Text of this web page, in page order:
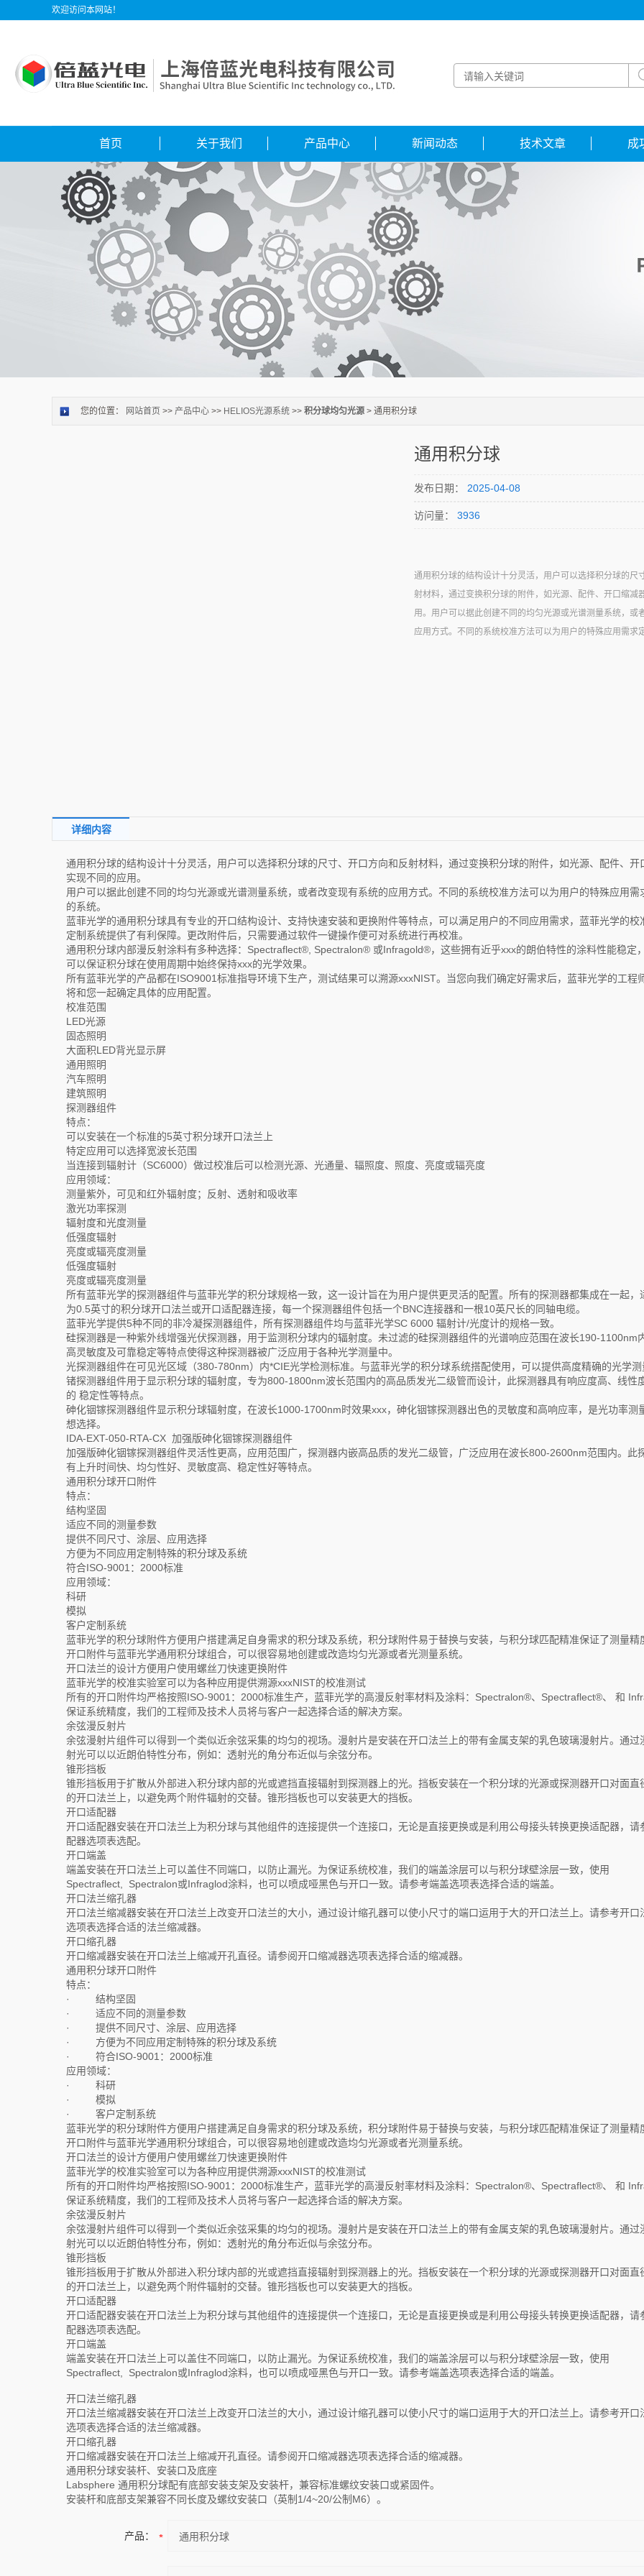
欢迎访问本网站！
首页 关于我们 产品中心 新闻动态 技术文章 成
您的位置： 网站首页 >> 产品中心 >> HELIOS光源系统 >> 积分球均匀光源 > 通用积分球
通用积分球
发布日期： 2025-04-08
访问量： 3936
通用积分球的结构设计十分灵活，用户可以选择积分球的尺
射材料，通过变换积分球的附件，如光源、配件、开口缩减
用。用户可以据此创建不同的均匀光源或光谱测量系统，或
应用方式。不同的系统校准方法可以为用户的特殊应用需求
详细内容
通用积分球的结构设计十分灵活，用户可以选择积分球的尺寸、开口方向和反射材料，通过变换积分球的附件，如光源、配件、开
实现不同的应用。
用户可以据此创建不同的均匀光源或光谱测量系统，或者改变现有系统的应用方式。不同的系统校准方法可以为用户的特殊应用需
的系统。
蓝菲光学的通用积分球具有专业的开口结构设计、支持快速安装和更换附件等特点，可以满足用户的不同应用需求，蓝菲光学的校
定制系统提供了有利保障。更改附件后，只需要通过软件一键操作便可对系统进行再校准。
通用积分球内部漫反射涂料有多种选择：Spectraflect®, Spectralon® 或Infragold®，这些拥有近乎xxx的朗伯特性的涂料性能稳定，
可以保证积分球在使用周期中始终保持xxx的光学效果。
所有蓝菲光学的产品都在ISO9001标准指导环境下生产，测试结果可以溯源xxxNIST。当您向我们确定好需求后，蓝菲光学的工程
将和您一起确定具体的应用配置。
校准范围
LED光源
固态照明
大面积LED背光显示屏
通用照明
汽车照明
建筑照明
探测器组件
特点：
可以安装在一个标准的5英寸积分球开口法兰上
特定应用可以选择宽波长范围
当连接到辐射计（SC6000）做过校准后可以检测光源、光通量、辐照度、照度、亮度或辐亮度
应用领域：
测量紫外，可见和红外辐射度；反射、透射和吸收率
激光功率探测
辐射度和光度测量
低强度辐射
亮度或辐亮度测量
低强度辐射
亮度或辐亮度测量
所有蓝菲光学的探测器组件与蓝菲光学的积分球规格一致，这一设计旨在为用户提供更灵活的配置。所有的探测器都集成在一起，
为0.5英寸的积分球开口法兰或开口适配器连接，每一个探测器组件包括一个BNC连接器和一根10英尺长的同轴电缆。
蓝菲光学提供5种不同的非冷凝探测器组件，所有探测器组件均与蓝菲光学SC 6000 辐射计/光度计的规格一致。
硅探测器是一种紫外线增强光伏探测器，用于监测积分球内的辐射度。未过滤的硅探测器组件的光谱响应范围在波长190-1100nm
高灵敏度及可靠稳定等特点使得这种探测器被广泛应用于各种光学测量中。
光探测器组件在可见光区域（380-780nm）内*CIE光学检测标准。与蓝菲光学的积分球系统搭配使用，可以提供高度精确的光学测
锗探测器组件用于显示积分球的辐射度，专为800-1800nm波长范围内的高品质发光二级管而设计，此探测器具有响应度高、线性
的 稳定性等特点。
砷化铟镓探测器组件显示积分球辐射度，在波长1000-1700nm时效果xxx，砷化铟镓探测器出色的灵敏度和高响应率，是光功率测
想选择。
IDA-EXT-050-RTA-CX 加强版砷化铟镓探测器组件
加强版砷化铟镓探测器组件灵活性更高，应用范围广，探测器内嵌高品质的发光二级管，广泛应用在波长800-2600nm范围内。此
有上升时间快、均匀性好、灵敏度高、稳定性好等特点。
通用积分球开口附件
特点：
结构坚固
适应不同的测量参数
提供不同尺寸、涂层、应用选择
方便为不同应用定制特殊的积分球及系统
符合ISO-9001：2000标准
应用领域：
科研
模拟
客户定制系统
蓝菲光学的积分球附件方便用户搭建满足自身需求的积分球及系统，积分球附件易于替换与安装，与积分球匹配精准保证了测量精
开口附件与蓝菲光学通用积分球组合，可以很容易地创建或改造均匀光源或者光测量系统。
开口法兰的设计方便用户使用螺丝刀快速更换附件
蓝菲光学的校准实验室可以为各种应用提供溯源xxxNIST的校准测试
所有的开口附件均严格按照ISO-9001：2000标准生产，蓝菲光学的高漫反射率材料及涂料：Spectralon®、Spectraflect®、 和
保证系统精度，我们的工程师及技术人员将与客户一起选择合适的解决方案。
余弦漫反射片
余弦漫射片组件可以得到一个类似近余弦采集的均匀的视场。漫射片是安装在开口法兰上的带有金属支架的乳色玻璃漫射片。通过
射光可以以近朗伯特性分布，例如：透射光的角分布近似与余弦分布。
锥形挡板
锥形挡板用于扩散从外部进入积分球内部的光或遮挡直接辐射到探测器上的光。挡板安装在一个积分球的光源或探测器开口对面直
的开口法兰上，以避免两个附件辐射的交替。锥形挡板也可以安装更大的挡板。
开口适配器
开口适配器安装在开口法兰上为积分球与其他组件的连接提供一个连接口，无论是直接更换或是利用公母接头转换更换适配器，请
配器选项表选配。
开口端盖
端盖安装在开口法兰上可以盖住不同端口，以防止漏光。为保证系统校准，我们的端盖涂层可以与积分球壁涂层一致，使用
Spectraflect, Spectralon或Infraglod涂料，也可以喷成哑黑色与开口一致。请参考端盖选项表选择合适的端盖。
开口法兰缩孔器
开口法兰缩减器安装在开口法兰上改变开口法兰的大小，通过设计缩孔器可以使小尺寸的端口运用于大的开口法兰上。请参考开口
选项表选择合适的法兰缩减器。
开口缩孔器
开口缩减器安装在开口法兰上缩减开孔直径。请参阅开口缩减器选项表选择合适的缩减器。
通用积分球开口附件
特点：
· 结构坚固
· 适应不同的测量参数
· 提供不同尺寸、涂层、应用选择
· 方便为不同应用定制特殊的积分球及系统
· 符合ISO-9001：2000标准
应用领域：
· 科研
· 模拟
· 客户定制系统
蓝菲光学的积分球附件方便用户搭建满足自身需求的积分球及系统，积分球附件易于替换与安装，与积分球匹配精准保证了测量精
开口附件与蓝菲光学通用积分球组合，可以很容易地创建或改造均匀光源或者光测量系统。
开口法兰的设计方便用户使用螺丝刀快速更换附件
蓝菲光学的校准实验室可以为各种应用提供溯源xxxNIST的校准测试
所有的开口附件均严格按照ISO-9001：2000标准生产，蓝菲光学的高漫反射率材料及涂料：Spectralon®、Spectraflect®、 和
保证系统精度，我们的工程师及技术人员将与客户一起选择合适的解决方案。
余弦漫反射片
余弦漫射片组件可以得到一个类似近余弦采集的均匀的视场。漫射片是安装在开口法兰上的带有金属支架的乳色玻璃漫射片。通过
射光可以以近朗伯特性分布，例如：透射光的角分布近似与余弦分布。
锥形挡板
锥形挡板用于扩散从外部进入积分球内部的光或遮挡直接辐射到探测器上的光。挡板安装在一个积分球的光源或探测器开口对面直
的开口法兰上，以避免两个附件辐射的交替。锥形挡板也可以安装更大的挡板。
开口适配器
开口适配器安装在开口法兰上为积分球与其他组件的连接提供一个连接口，无论是直接更换或是利用公母接头转换更换适配器，请
配器选项表选配。
开口端盖
端盖安装在开口法兰上可以盖住不同端口，以防止漏光。为保证系统校准，我们的端盖涂层可以与积分球壁涂层一致，使用
Spectraflect, Spectralon或Infraglod涂料，也可以喷成哑黑色与开口一致。请参考端盖选项表选择合适的端盖。
开口法兰缩孔器
开口法兰缩减器安装在开口法兰上改变开口法兰的大小，通过设计缩孔器可以使小尺寸的端口运用于大的开口法兰上。请参考开口
选项表选择合适的法兰缩减器。
开口缩孔器
开口缩减器安装在开口法兰上缩减开孔直径。请参阅开口缩减器选项表选择合适的缩减器。
通用积分球安装杆、安装口及底座
Labsphere 通用积分球配有底部安装支架及安装杆，兼容标准螺纹安装口或紧固件。
安装杆和底部支架兼容不同长度及螺纹安装口（英制1/4~20/公制M6）。
产品：